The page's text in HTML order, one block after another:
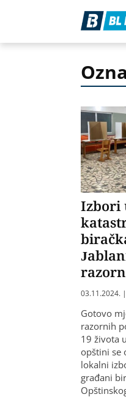
Izbori
03.11.2024.
Gotovo
razornih
19 života
opštini se
lokalni
građani